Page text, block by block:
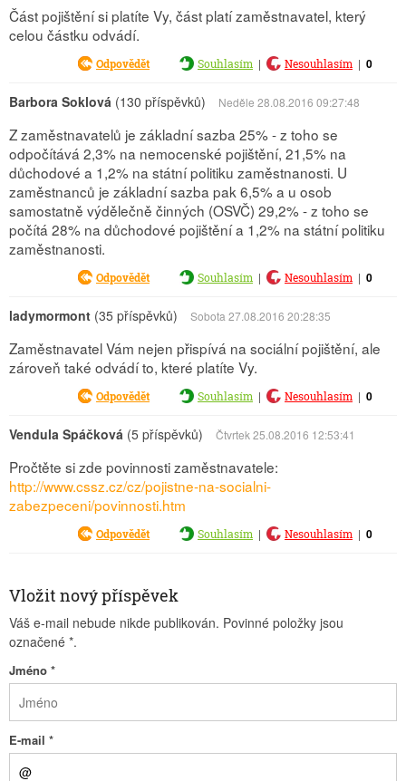
Část pojištění si platíte Vy, část platí zaměstnavatel, který
celou částku odvádí.
Odpovědět Souhlasím | Nesouhlasím | 0
Barbora Soklová (130 příspěvků) Neděle 28.08.2016 09:27:48
Z zaměstnavatelů je základní sazba 25% - z toho se
odpočítává 2,3% na nemocenské pojištění, 21,5% na
důchodové a 1,2% na státní politiku zaměstnanosti. U
zaměstnanců je základní sazba pak 6,5% a u osob
samostatně výdělečně činných (OSVČ) 29,2% - z toho se
počítá 28% na důchodové pojištění a 1,2% na státní politiku
zaměstnanosti.
Odpovědět Souhlasím | Nesouhlasím | 0
ladymormont (35 příspěvků) Sobota 27.08.2016 20:28:35
Zaměstnavatel Vám nejen přispívá na sociální pojištění, ale
zároveň také odvádí to, které platíte Vy.
Odpovědět Souhlasím | Nesouhlasím | 0
Vendula Spáčková (5 příspěvků) Čtvrtek 25.08.2016 12:53:41
Pročtěte si zde povinnosti zaměstnavatele:
http://www.cssz.cz/cz/pojistne-na-socialni-
zabezpeceni/povinnosti.htm
Odpovědět Souhlasím | Nesouhlasím | 0
Vložit nový příspěvek
Váš e-mail nebude nikde publikován. Povinné položky jsou
označené *.
Jméno *
E-mail *